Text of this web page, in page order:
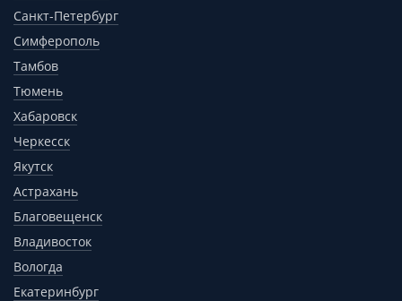
Санкт-Петербург
Симферополь
Тамбов
Тюмень
Хабаровск
Черкесск
Якутск
Астрахань
Благовещенск
Владивосток
Вологда
Екатеринбург